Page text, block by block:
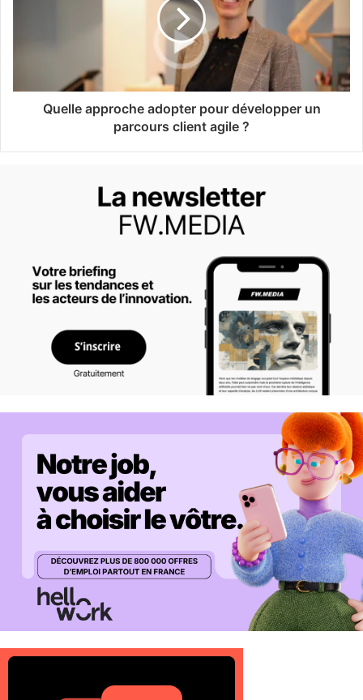
Quelle approche adopter pour développer un
parcours client agile ?